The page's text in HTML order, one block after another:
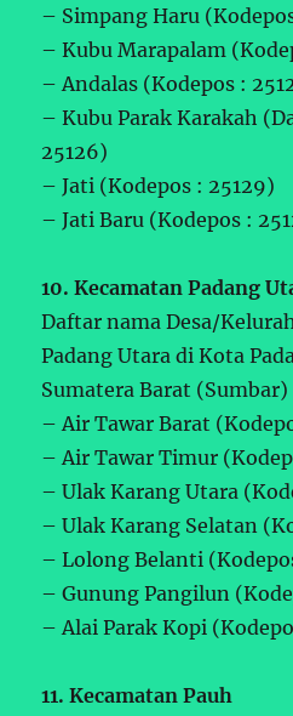
– Simpang Haru
– Kubu Marapalam
– Andalas (Kodepos :
– Kubu Parak Karakah
25126)
– Jati (Kodepos : 25129)
– Jati Baru (Kodepos :
10. Kecamatan Padang
Daftar nama Desa/
Padang Utara di Kota
Sumatera Barat (Sumbar)
– Air Tawar Barat
– Air Tawar Timur
– Ulak Karang Utara
– Ulak Karang Selatan
– Lolong Belanti
– Gunung Pangilun
– Alai Parak Kopi
11. Kecamatan Pauh